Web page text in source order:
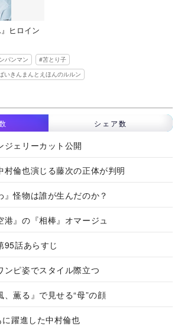
ヒロイン
パンマン
苫とり子
いきんまんとえほんのルルン
シェア数
ジェリーカット公開
村倫也演じる藤次の正体が判明
』怪物は誰が生んだのか？
港』の『相棒』オマージュ
95話あらすじ
ンピ姿でスタイル際立つ
、薫る』で見せる“母”の顔
に躍進した中村倫也